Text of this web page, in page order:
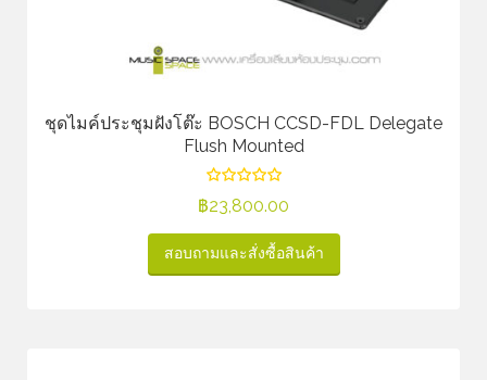
ชุดไมค์ประชุมฝังโต๊ะ BOSCH CCSD-FDL Delegate
Flush Mounted
฿23,800.00
สอบถามและสั่งซื้อสินค้า